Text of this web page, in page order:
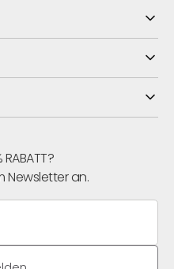
RABATT?
Newsletter an.